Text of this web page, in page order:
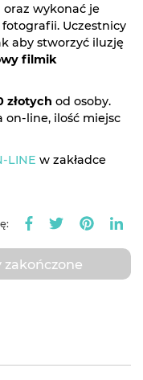
oraz wykonać je
Uczestnicy
aby stworzyć iluzję
filmik
złotych od osoby.
line, ilość miejsc
LINE w zakładce
zakończone